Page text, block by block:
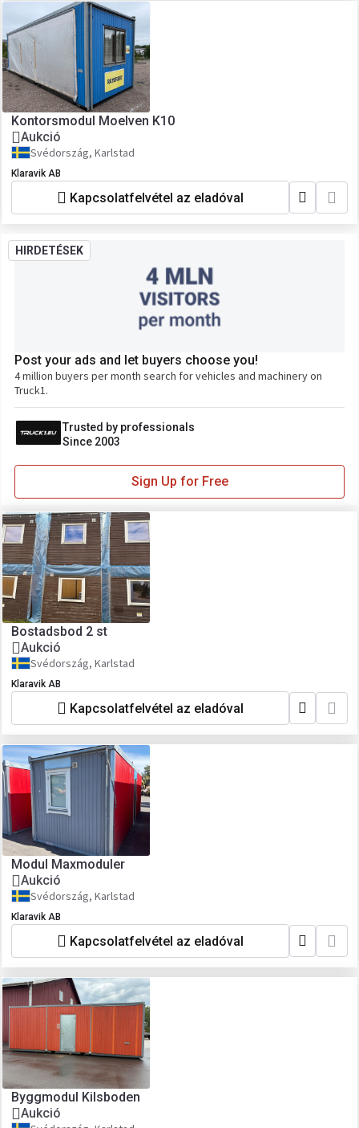
Kontorsmodul Moelven K10
Aukció
Svédország, Karlstad
Klaravik AB
Kapcsolatfelvétel az eladóval
HIRDETÉSEK
Post your ads and let buyers choose you!
4 million buyers per month search for vehicles and machinery on
Truck1.
Trusted by professionals
Since 2003
Sign Up for Free
Bostadsbod 2 st
Aukció
Svédország, Karlstad
Klaravik AB
Kapcsolatfelvétel az eladóval
Modul Maxmoduler
Aukció
Svédország, Karlstad
Klaravik AB
Kapcsolatfelvétel az eladóval
Byggmodul Kilsboden
Aukció